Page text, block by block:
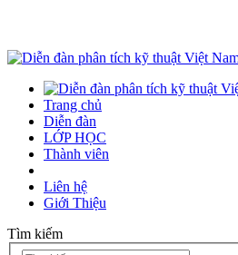
Trang chủ
Diễn đàn
LỚP HỌC
Thành viên
Liên hệ
Giới Thiệu
Tìm kiếm